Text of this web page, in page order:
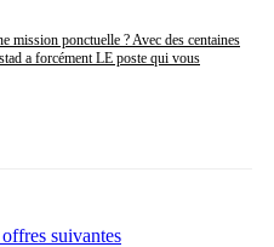
mission ponctuelle ? Avec des centaines
a forcément LE poste qui vous
suivantes